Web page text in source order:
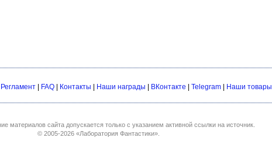
Регламент FAQ Контакты Наши награды ВКонтакте Telegram Наши товары
материалов сайта допускается только с указанием активной ссылки на источник.
© 2005-2026 «Лаборатория Фантастики».